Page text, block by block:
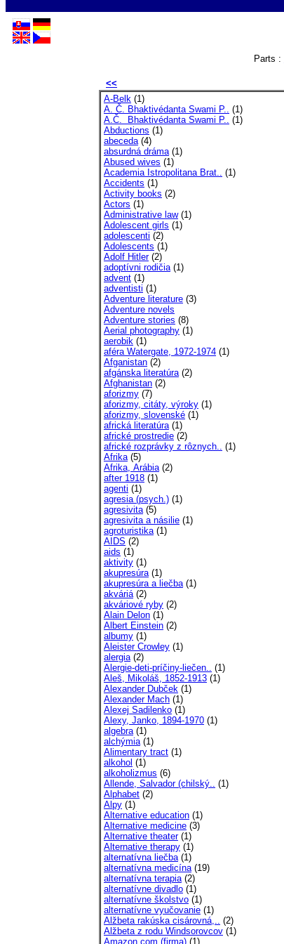
Parts :
<<
A-Belk (1)
A. Č. Bhaktivédanta Swami P.. (1)
A.Č. Bhaktivédanta Swami P.. (1)
Abductions (1)
abeceda(4)
absurdná dráma(1)
Abused wives (1)
Academia Istropolitana Brat.. (1)
Accidents (1)
Activity books (2)
Actors (1)
Administrative law(1)
Adolescent girls (1)
adolescenti (2)
Adolescents (1)
Adolf Hitler(2)
adoptívni rodičia(1)
advent (1)
adventisti (1)
Adventure literature (3)
Adventure novels
Adventure stories (8)
Aerial photography (1)
aerobik (1)
aféra Watergate, 1972-1974 (1)
Afganistan (2)
afgánska literatúra(2)
Afghanistan (2)
aforizmy (7)
aforizmy, citáty, výroky (1)
aforizmy, slovenské (1)
africká literatúra(1)
africké prostredie (2)
africké rozprávky z rôznych.. (1)
Afrika(5)
Afrika, Arábia(2)
after 1918 (1)
agenti (1)
agresia (psych.) (1)
agresivita(5)
agresivita a násilie (1)
agroturistika(1)
AIDS (2)
aids (1)
aktivity (1)
akupresúra(1)
akupresúra a liečba(1)
akváriá(2)
akváriové ryby (2)
Alain Delon (1)
Albert Einstein (2)
albumy (1)
Aleister Crowley (1)
alergia(2)
Alergie-deti-príčiny-liečen.. (1)
Aleš, Mikoláš, 1852-1913 (1)
Alexander Dubček (1)
Alexander Mach (1)
Alexej Sadilenko (1)
Alexy, Janko, 1894-1970 (1)
algebra(1)
alchýmia(1)
Alimentary tract (1)
alkohol (1)
alkoholizmus (6)
Allende, Salvador (chilský.. (1)
Alphabet (2)
Alpy (1)
Alternative education (1)
Alternative medicine (3)
Alternative theater(1)
Alternative therapy (1)
alternatívna liečba(1)
alternatívna medicína(19)
alternatívna terapia(2)
alternatívne divadlo (1)
alternatívne školstvo (1)
alternatívne vyučovanie (1)
Alžbeta rakúska cisárovná,.. (2)
Alžbeta z rodu Windsorovcov (1)
Amazon.com (firma) (1)